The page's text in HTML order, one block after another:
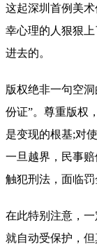
这起深圳首例美
幸心理的人狠狠
进去的。
版权绝非一句空
份证”。尊重版权
是变现的根基;对
一旦越界，民事
触犯刑法，面临罚
在此特别注意，
就自动受保护，